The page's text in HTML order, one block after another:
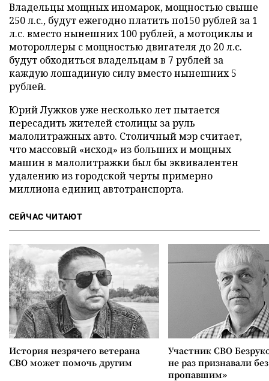
Владельцы мощных иномарок, мощностью свыше
250 л.с., будут ежегодно платить по150 рублей за 1
л.с. вместо нынешних 100 рублей, а мотоциклы и
мотороллеры с мощностью двигателя до 20 л.с.
будут обходиться владельцам в 7 рублей за
каждую лошадиную силу вместо нынешних 5
рублей.
Юрий Лужков уже несколько лет пытается
пересадить жителей столицы за руль
малолитражных авто. Столичный мэр считает,
что массовый «исход» из больших и мощных
машин в малолитражки был бы эквивалентен
удалению из городской черты примерно
миллиона единиц автотранспорта.
СЕЙЧАС ЧИТАЮТ
История незрячего ветерана
СВО может помочь другим
Участник СВО
не раз признавали
пропавшим»